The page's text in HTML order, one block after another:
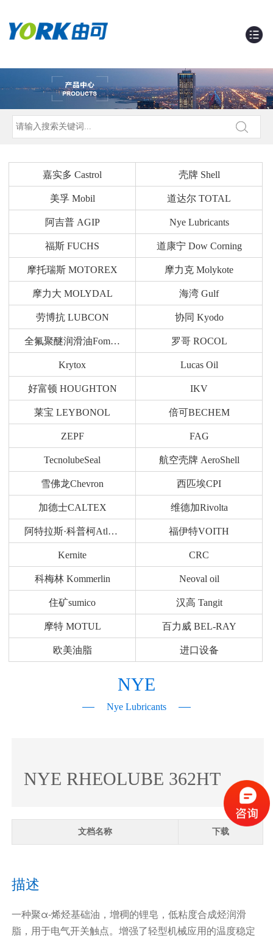
嘉实多 Castrol 壳牌 Shell
美孚 Mobil 道达尔 TOTAL
阿吉普 AGIP Nye Lubricants
福斯 FUCHS 道康宁 Dow Corning
摩托瑞斯 MOTOREX 摩力克 Molykote
摩力大 MOLYDAL 海湾 Gulf
劳博抗 LUBCON 协同 Kyodo
全氟聚醚润滑油Fomblin 罗哥 ROCOL
Krytox Lucas Oil
好富顿 HOUGHTON IKV
莱宝 LEYBONOL 倍可BECHEM
ZEPF FAG
TecnolubeSeal 航空壳牌 AeroShell
雪佛龙Chevron 西匹埃CPI
加德士CALTEX 维德加Rivolta
阿特拉斯·科普柯Atlas Copco 福伊特VOITH
Kernite CRC
科梅林 Kommerlin Neoval oil
住矿sumico 汉高 Tangit
摩特 MOTUL 百力威 BEL-RAY
欧美油脂 进口设备
NYE
Nye Lubricants
NYE RHEOLUBE 362HT
文档名称 下载
描述
一种聚α-烯烃基础油，增稠的锂皂，低粘度合成烃润滑
脂，用于电气开关触点。增强了轻型机械应用的温度稳定